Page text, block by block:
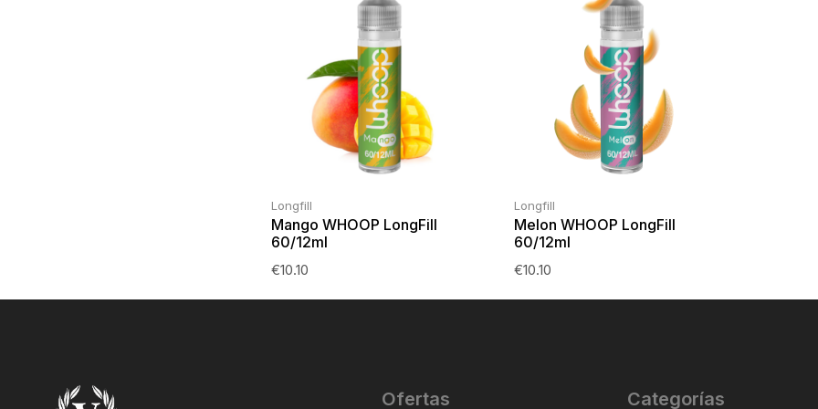
Longfill
Mango WHOOP LongFill
60/12ml
€10.10
Longfill
Melon WHOOP LongFill
60/12ml
€10.10
Ofertas Categorías